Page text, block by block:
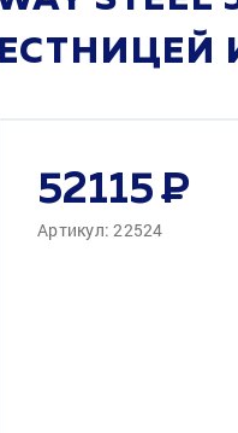
52115
Артикул: 22524